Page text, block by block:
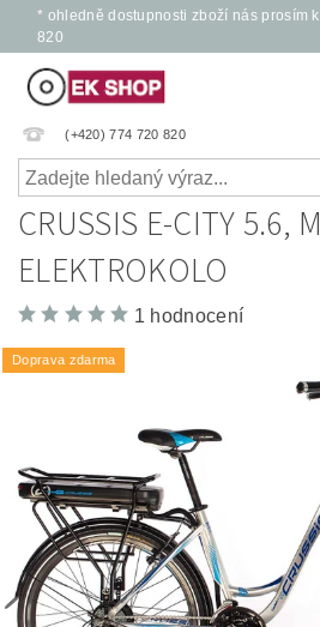
* ohledně dostupnosti zboží nás prosím
820
(+420) 774 720 820
CRUSSIS E-CITY 5.6,
ELEKTROKOLO
1 hodnocení
Doprava zdarma